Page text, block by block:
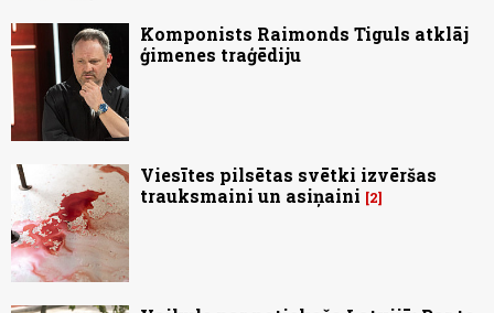
Komponists Raimonds Tiguls atklāj
ģimenes traģēdiju
Viesītes pilsētas svētki izvēršas
trauksmaini un asiņaini
2